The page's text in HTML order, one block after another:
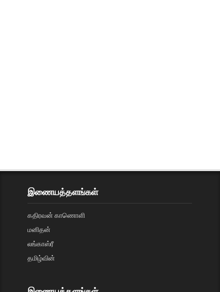
இணையத்தளங்கள்
கதிரவன் காணொளி
மனிதன்
லங்காஸ்ரீ
தமிழ்வின்